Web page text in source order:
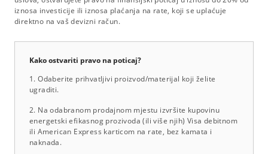
iznosa investicije ili iznosa plaćanja na rate, koji se uplaćuje
direktno na vaš devizni račun.
Kako ostvariti pravo na poticaj?
1. Odaberite prihvatljivi proizvod/materijal koji želite
ugraditi.
2. Na odabranom prodajnom mjestu izvršite kupovinu
energetski efikasnog prozivoda (ili više njih) Visa debitnom
ili American Express karticom na rate, bez kamata i
naknada.